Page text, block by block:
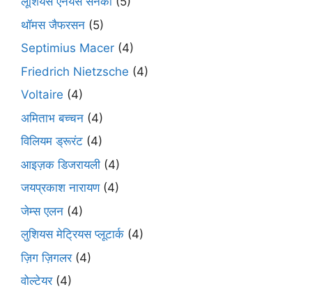
थॉमस जैफरसन (5)
Septimius Macer (4)
Friedrich Nietzsche (4)
Voltaire (4)
अमिताभ बच्चन (4)
विलियम ड्रूरंट (4)
आइज़क डिजरायली (4)
जयप्रकाश नारायण(4)
जेम्स एलन (4)
लुशियस मेट्रियस प्लूटार्क (4)
ज़िग ज़िगलर(4)
वोल्टेयर(4)